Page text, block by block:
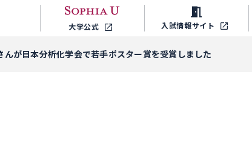
大学公式 入試情報サイト
が日本分析化学会で若手ポスター賞を受賞しました